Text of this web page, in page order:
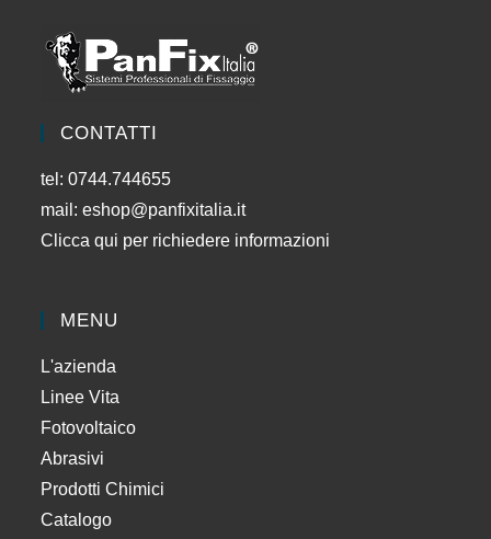
CONTATTI
tel: 0744.744655
mail:eshop@panfixitalia.it
Clicca qui per richiedere informazioni
MENU
L'azienda
Linee Vita
Fotovoltaico
Abrasivi
Prodotti Chimici
Catalogo